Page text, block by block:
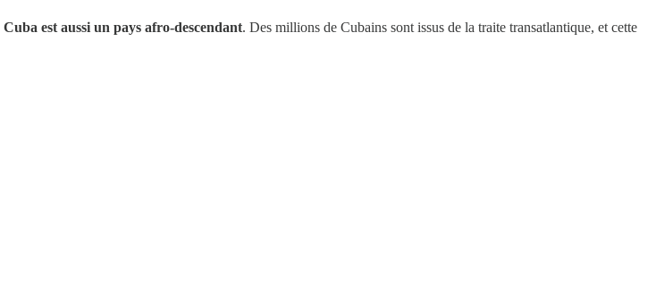
Cuba est aussi un pays afro-descendant. Des millions de Cubains sont issus de la traite transatlantique, et cette